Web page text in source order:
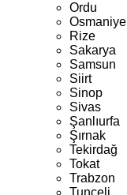
Ordu
Osmaniye
Rize
Sakarya
Samsun
Siirt
Sinop
Sivas
Şanlıurfa
Şırnak
Tekirdağ
Tokat
Trabzon
Tunceli